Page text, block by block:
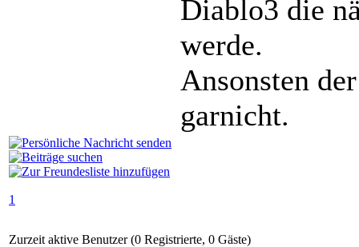
Diablo3 die
werde.
Ansonsten
garnicht.
1
Zurzeit aktive Benutzer (0 Registrierte, 0 Gäste)